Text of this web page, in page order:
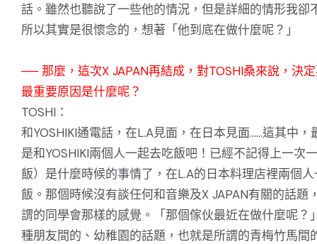
話。雖然也聽說了一些他的情況，但是詳細的情形我卻
所以其實是很懷念的，想著「他到底在做什麼呢？」
── 那麼，這次X JAPAN再結成，對TOSHI桑來說，決
最重要原因是什麼呢？
TOSHI：
和YOSHIKI通電話，在L.A見面，在日本見面……這其中，
是和YOSHIKI兩個人一起去吃飯吧！已經不記得上一次
飯）是什麼時候的事情了，在L.A的日本料理店裡兩個
飯。那個時候沒有談任何和音樂及X JAPAN有關的話題
謂的同學會那樣的感覺。「那個傢伙最近在做什麼呢？
種朋友間的、幼稚園的話題，也就是所謂的青梅竹馬間